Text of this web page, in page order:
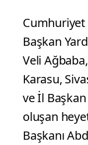
Cumhuriyet
Başkan
Veli
Karasu,
ve İl Başkan
oluşan
Başkanı